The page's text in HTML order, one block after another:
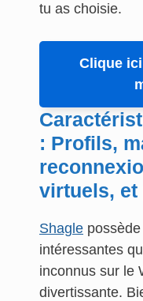
tu as choisie.
Clique
: Profils,
virtuels, et
Shagle
intéressantes
inconnus sur le
divertissante.